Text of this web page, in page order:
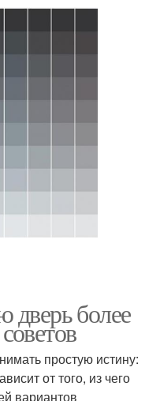
дверь более
простую истину:
от того, из чего
вариантов